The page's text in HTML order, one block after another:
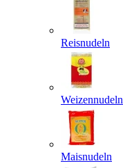
Reisnudeln
Weizennudeln
Maisnudeln